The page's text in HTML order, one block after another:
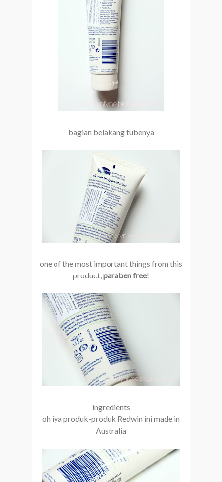
bagian belakang tubenya
one of the most important things from this
product, paraben free!
ingredients
oh iya produk-produk Redwin ini made in
Australia